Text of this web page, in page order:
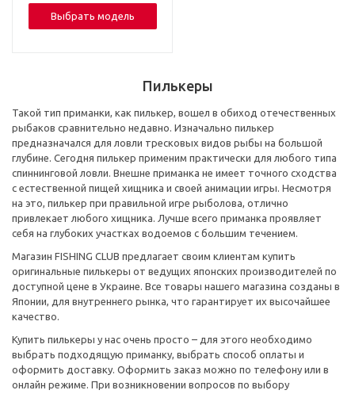
Выбрать модель
Пилькеры
Такой тип приманки, как пилькер, вошел в обиход отечественных
рыбаков сравнительно недавно. Изначально пилькер
предназначался для ловли тресковых видов рыбы на большой
глубине. Сегодня пилькер применим практически для любого типа
спиннинговой ловли. Внешне приманка не имеет точного сходства
с естественной пищей хищника и своей анимации игры. Несмотря
на это, пилькер при правильной игре рыболова, отлично
привлекает любого хищника. Лучше всего приманка проявляет
себя на глубоких участках водоемов с большим течением.
Магазин FISHING CLUB предлагает своим клиентам купить
оригинальные пилькеры от ведущих японских производителей по
доступной цене в Украине. Все товары нашего магазина созданы в
Японии, для внутреннего рынка, что гарантирует их высочайшее
качество.
Купить пилькеры у нас очень просто – для этого необходимо
выбрать подходящую приманку, выбрать способ оплаты и
оформить доставку. Оформить заказ можно по телефону или в
онлайн режиме. При возникновении вопросов по выбору